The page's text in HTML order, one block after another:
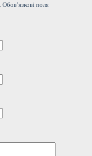
Обов’язкові поля